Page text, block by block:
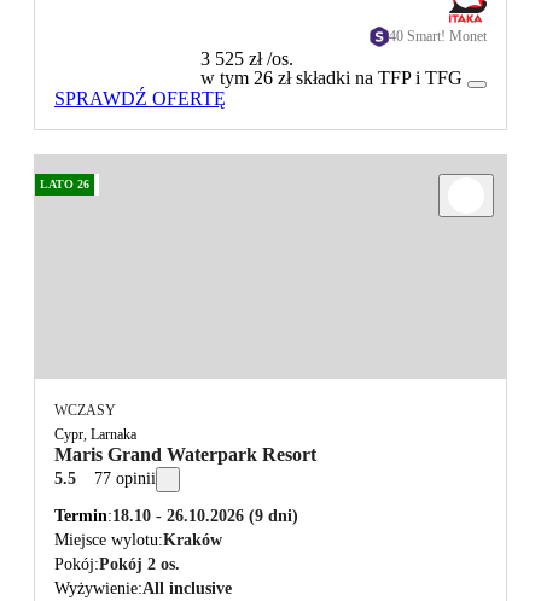
40 Smart! Monet
3 525 zł/os.
w tym 26 zł składki na TFP i TFG
SPRAWDŹ OFERTĘ
LATO 26
WCZASY
Cypr, Larnaka
Maris Grand Waterpark Resort
5.5 77 opinii
Termin 18.10 - 26.10.2026 (9 dni)
Miejsce wylotu Kraków
Pokój Pokój 2 os.
Wyżywienie All inclusive